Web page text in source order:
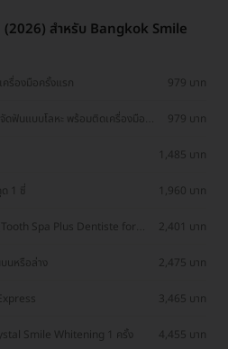
(2026) สำหรับ Bangkok Smile
รื่องมือครั้งแรก 979 บาท
ฟันแบบโลหะ พร้อมติดเครื่องมือ
979 บาท
1,485 บาท
1 ซี่ 1,960 บาท
Spa Plus Dentiste for
2,401 บาท
นหรือล่าง 2,475 บาท
3,465 บาท
Smile Whitening 1 ครั้ง 4,455 บาท